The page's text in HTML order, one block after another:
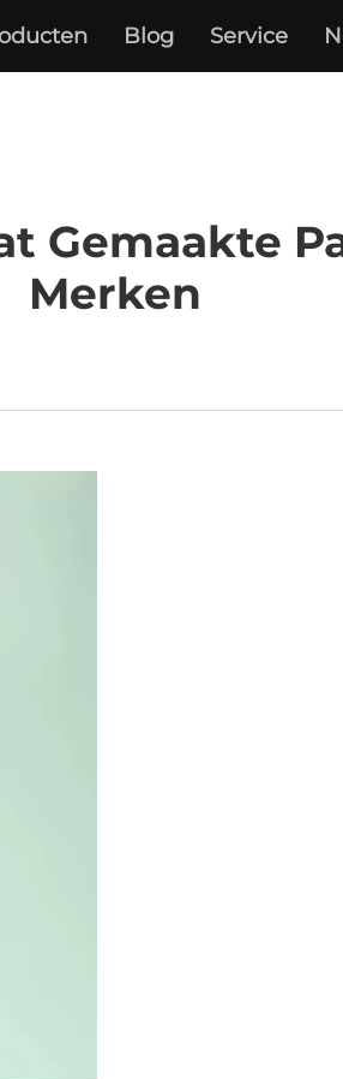
Blog Service
Gemaakte
Merken